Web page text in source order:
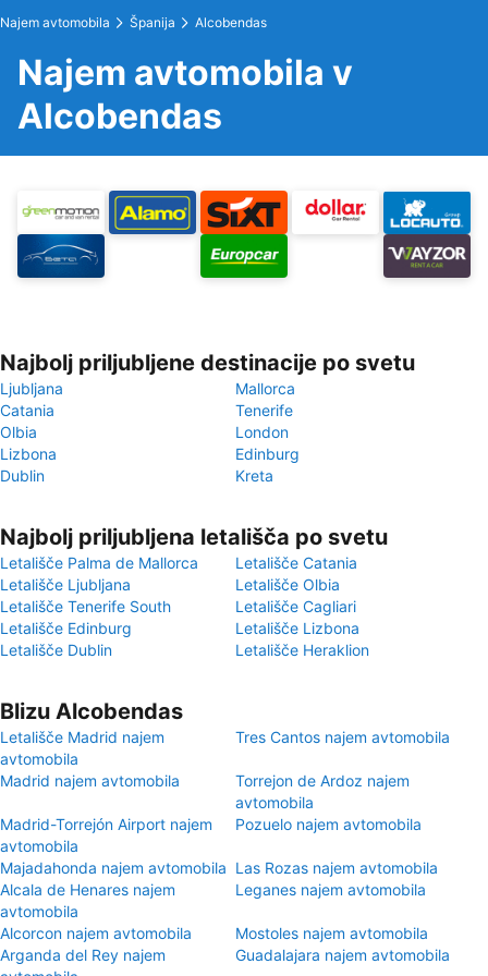
Najem avtomobila Španija Alcobendas
Najem avtomobila v
Alcobendas
Najbolj priljubljene destinacije po svetu
Ljubljana
Mallorca
Catania
Tenerife
Olbia
London
Lizbona
Edinburg
Dublin
Kreta
Najbolj priljubljena letališča po svetu
Letališče Palma de Mallorca
Letališče Catania
Letališče Ljubljana
Letališče Olbia
Letališče Tenerife South
Letališče Cagliari
Letališče Edinburg
Letališče Lizbona
Letališče Dublin
Letališče Heraklion
Blizu Alcobendas
Letališče Madrid najem
avtomobila
Tres Cantos najem avtomobila
Madrid najem avtomobila
Torrejon de Ardoz najem
avtomobila
Madrid-Torrejón Airport najem
avtomobila
Pozuelo najem avtomobila
Majadahonda najem avtomobila Las Rozas najem avtomobila
Alcala de Henares najem
avtomobila
Leganes najem avtomobila
Alcorcon najem avtomobila
Mostoles najem avtomobila
Arganda del Rey najem
Guadalajara najem avtomobila